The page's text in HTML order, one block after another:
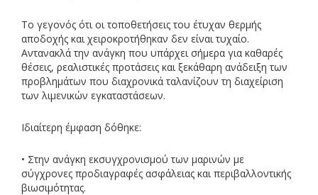
Το γεγονός ότι οι τοποθετήσεις του έτυχαν θερμής
αποδοχής και χειροκροτήθηκαν δεν είναι τυχαίο.
Αντανακλά την ανάγκη που υπάρχει σήμερα για καθαρές
θέσεις, ρεαλιστικές προτάσεις και ξεκάθαρη ανάδειξη των
προβλημάτων που διαχρονικά ταλανίζουν τη διαχείριση
των λιμενικών εγκαταστάσεων.
Ιδιαίτερη έμφαση δόθηκε:
• Στην ανάγκη εκσυγχρονισμού των μαρινών με
σύγχρονες προδιαγραφές ασφάλειας και περιβαλλοντικής
βιωσιμότητας.